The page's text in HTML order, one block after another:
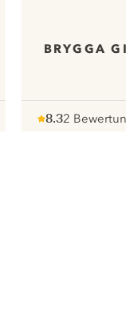
BRYGGA
8.32